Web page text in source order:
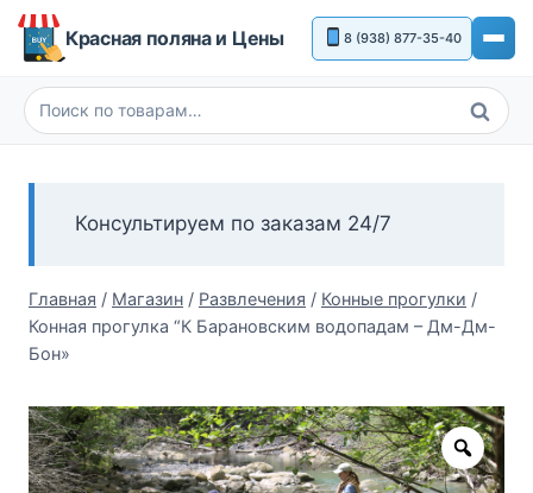
Перейти
Красная поляна и Цены 8 (938) 877-35-40
Искать:
Поиск
Консультируем по заказам 24/7
Главная / Магазин / Развлечения / Конные прогулки /
Конная прогулка “К Барановским водопадам – Дм-Дм-
Бон»
Zoom